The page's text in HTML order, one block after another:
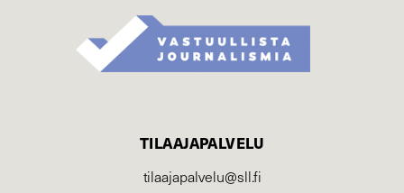
TILAAJAPALVELU
tilaajapalvelu@sll.fi